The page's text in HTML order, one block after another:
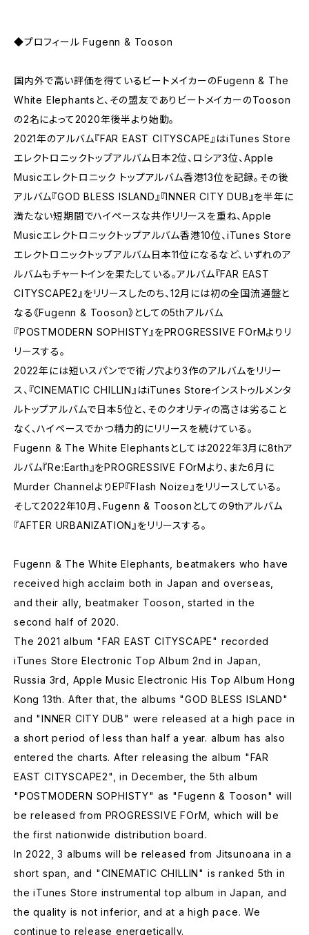
◆プロフィール Fugenn & Tooson
国内外で高い評価を得ているビートメイカーのFugenn & The
White Elephantsと、その盟友でありビートメイカーのTooson
の2名によって2020年後半より始動。
2021年のアルバム『FAR EAST CITYSCAPE』はiTunes Store
エレクトロニックトップアルバム日本2位、ロシア3位、Apple
Musicエレクトロニック トップアルバム香港13位を記録。その後
アルバム『GOD BLESS ISLAND』『INNER CITY DUB』を半年に
満たない短期間でハイペースな共作リリースを重ね、Apple
Musicエレクトロニックトップアルバム香港10位、iTunes Store
エレクトロニックトップアルバム日本11位になるなど、いずれのア
ルバムもチャートインを果たしている。アルバム『FAR EAST
CITYSCAPE2』をリリースしたのち、12月には初の全国流通盤と
なる《Fugenn & Tooson》としての5thアルバム
『POSTMODERN SOPHISTY』をPROGRESSIVE FOrMよりリ
リースする。
2022年には短いスパンでで術ノ穴より3作のアルバムをリリー
ス、『CINEMATIC CHILLIN』はiTunes Storeインストゥルメンタ
ルトップアルバムで日本5位と、そのクオリティの高さは劣ること
なく、ハイペースでかつ精力的にリリースを続けている。
Fugenn & The White Elephantsとしては2022年3月に8thア
ルバム『Re:Earth』をPROGRESSIVE FOrMより、また6月に
Murder ChannelよりEP『Flash Noize』をリリースしている。
そして2022年10月、Fugenn & Toosonとしての9thアルバム
『AFTER URBANIZATION』をリリースする。
Fugenn & The White Elephants, beatmakers who have
received high acclaim both in Japan and overseas,
and their ally, beatmaker Tooson, started in the
second half of 2020.
The 2021 album "FAR EAST CITYSCAPE" recorded
iTunes Store Electronic Top Album 2nd in Japan,
Russia 3rd, Apple Music Electronic His Top Album Hong
Kong 13th. After that, the albums "GOD BLESS ISLAND"
and "INNER CITY DUB" were released at a high pace in
a short period of less than half a year. album has also
entered the charts. After releasing the album "FAR
EAST CITYSCAPE2", in December, the 5th album
"POSTMODERN SOPHISTY" as "Fugenn & Tooson" will
be released from PROGRESSIVE FOrM, which will be
the first nationwide distribution board.
In 2022, 3 albums will be released from Jitsunoana in a
short span, and "CINEMATIC CHILLIN" is ranked 5th in
the iTunes Store instrumental top album in Japan, and
the quality is not inferior, and at a high pace. We
continue to release energetically.